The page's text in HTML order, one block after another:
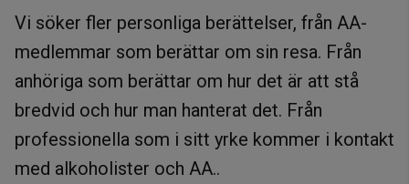
Vi söker fler personliga berättelser, från AA-
medlemmar som berättar om sin resa. Från
anhöriga som berättar om hur det är att stå
bredvid och hur man hanterat det. Från
professionella som i sitt yrke kommer i kontakt
med alkoholister och AA..